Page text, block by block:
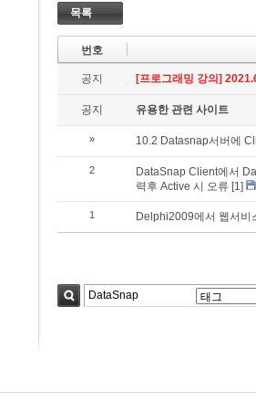
목록
번호
공지 [프로그래밍 강의]
공지 유용한 관련 사이트
» 10.2 Datasnap서버에
2
DataSnap Client에서
력후 Active 시 오류 [1]
1 Delphi2009에서 웹서비